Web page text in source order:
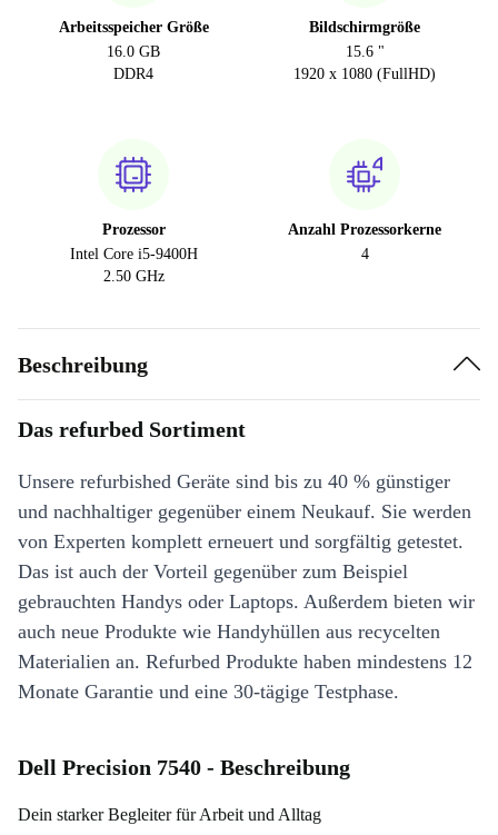
Arbeitsspeicher Größe
16.0 GB
DDR4
Bildschirmgröße
15.6 "
1920 x 1080 (FullHD)
Prozessor
Intel Core i5-9400H
2.50 GHz
Anzahl Prozessorkerne
4
Beschreibung
Das refurbed Sortiment
Unsere refurbished Geräte sind bis zu 40 % günstiger
und nachhaltiger gegenüber einem Neukauf. Sie werden
von Experten komplett erneuert und sorgfältig getestet.
Das ist auch der Vorteil gegenüber zum Beispiel
gebrauchten Handys oder Laptops. Außerdem bieten wir
auch neue Produkte wie Handyhüllen aus recycelten
Materialien an. Refurbed Produkte haben mindestens 12
Monate Garantie und eine 30-tägige Testphase.
Dell Precision 7540 - Beschreibung
Dein starker Begleiter für Arbeit und Alltag